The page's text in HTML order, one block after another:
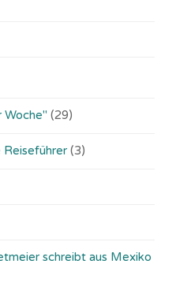
Woche" (29)
Reiseführer (3)
schreibt aus Mexiko